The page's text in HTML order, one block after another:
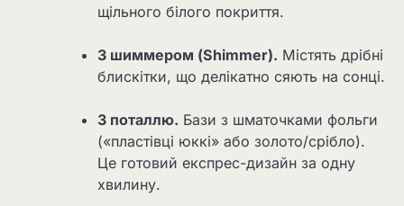
щільного білого покриття.
З шиммером (Shimmer). Містять дрібні
блискітки, що делікатно сяють на сонці.
З поталлю. Бази з шматочками фольги
(«пластівці юккі» або золото/срібло).
Це готовий експрес-дизайн за одну
хвилину.